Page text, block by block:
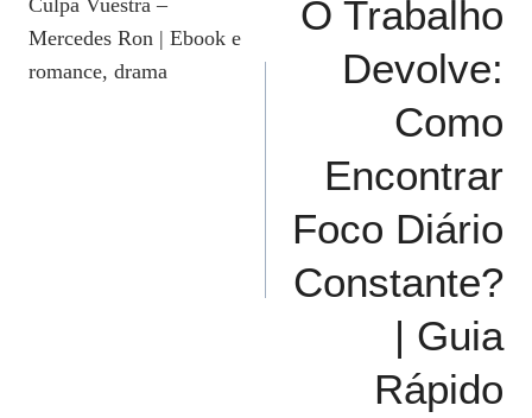
De
Post
Mercedes Ron | Ebook e
romance, drama
O Trabalho
Devolve:
Como
Encontrar
Foco Diário
Constante?
| Guia
Rápido